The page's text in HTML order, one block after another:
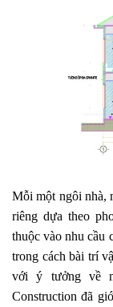
Mỗi một ngôi nhà,
riêng dựa theo
thuộc vào nhu cầu
trong cách bài trí
với ý tưởng về
Construction đã